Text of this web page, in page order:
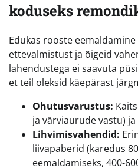
koduseks
Edukas rooste
ettevalmistust ja õigeid
lahendustega ei saavuta
et teil oleksid käepärast
Ohutusvarustus:
ja värviaurude vastu)
Lihvimisvahendid:
liivapaberid (karedus
eemaldamiseks, 400-